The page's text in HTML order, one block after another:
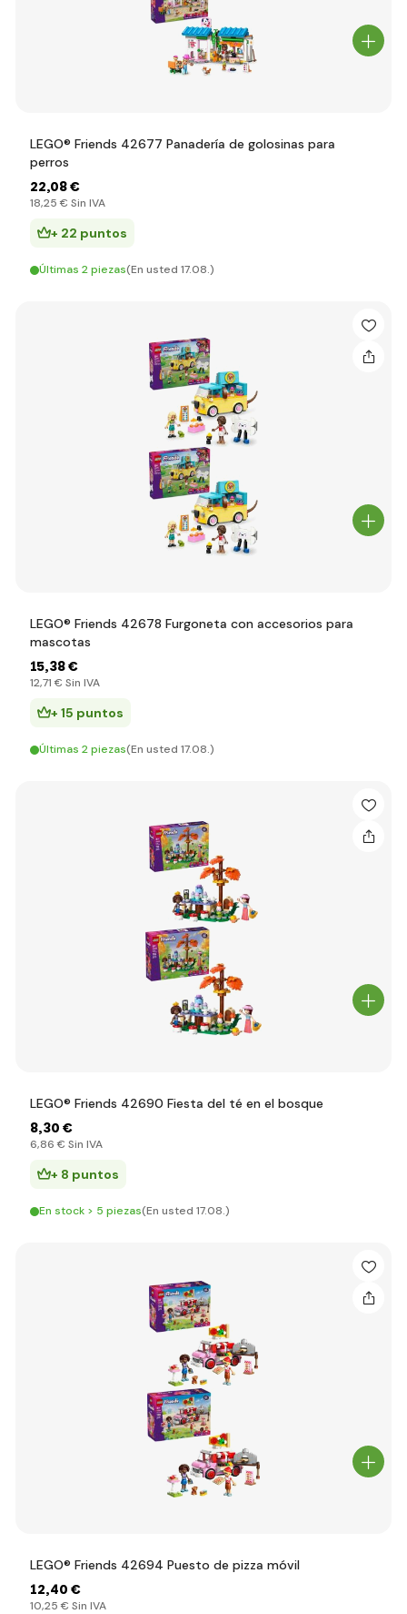
LEGO® Friends 42677 Panadería de golosinas para
perros
22,08 €
18,25 € Sin IVA
+ 22 puntos
Últimas 2 piezas(En usted 17.08.)
LEGO® Friends 42678 Furgoneta con accesorios para
mascotas
15,38 €
12,71 € Sin IVA
+ 15 puntos
Últimas 2 piezas(En usted 17.08.)
LEGO® Friends 42690 Fiesta del té en el bosque
8,30 €
6,86 € Sin IVA
+ 8 puntos
En stock > 5 piezas(En usted 17.08.)
LEGO® Friends 42694 Puesto de pizza móvil
12,40 €
10,25 € Sin IVA